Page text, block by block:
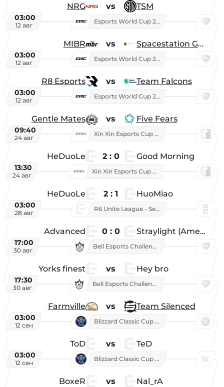
NRG vs TSM
03:00
12 авг
Esports World Cup 2026
MIBR vs Spacestation Gaming
03:00
12 авг
Esports World Cup 2026
R8 Esports vs Team Falcons
03:00
12 авг
Esports World Cup 2026
Gentle Mates vs Five Fears
09:40
24 авг
Xin Xin Esports Cup 2025
HeDuoLe 2 : 0 Good Morning
13:30
24 авг
Xin Xin Esports Cup 2026
HeDuoLe 2 : 1 HuoMiao
03:00
28 авг
R6 Unite League - Season 1
Advanced 0 : 0 Straylight (American team)
17:00
30 авг
Bell Esports Challenge 2026
Yorks finest vs Hey bro
17:30
30 авг
Bell Esports Challenge 2026
Farmville vs Team Silenced
03:00
12 сен
Blizzard Classic Cup 2026
ToD vs TeD
03:00
12 сен
Blizzard Classic Cup 2026
BoxeR vs Nal_rA